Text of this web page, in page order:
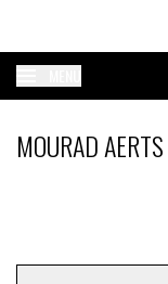
MOURAD AERTS